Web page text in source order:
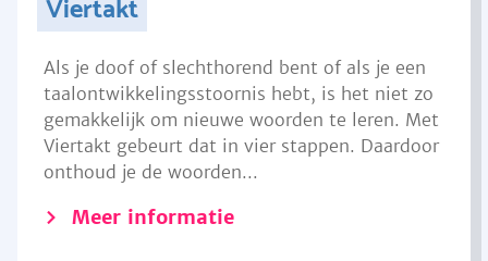
Viertakt
Als je doof of slechthorend bent of als je een
taalontwikkelingsstoornis hebt, is het niet zo
gemakkelijk om nieuwe woorden te leren. Met
Viertakt gebeurt dat in vier stappen. Daardoor
onthoud je de woorden...
Meer informatie